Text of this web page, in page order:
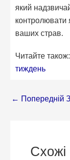
який
контролювати
ваших страв.
Читайте також:
тиждень
← Попередній
Схожі